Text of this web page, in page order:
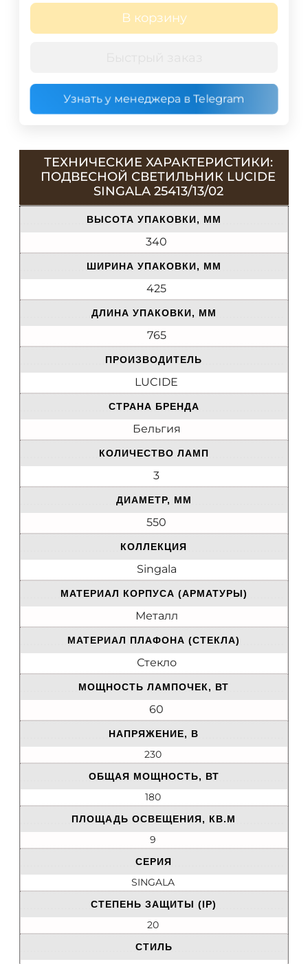
В корзину
Узнать у менеджера в Telegram
ТЕХНИЧЕСКИЕ ХАРАКТЕРИСТИКИ:
ПОДВЕСНОЙ СВЕТИЛЬНИК LUCIDE
SINGALA 25413/13/02
ВЫСОТА УПАКОВКИ, ММ
340
ШИРИНА УПАКОВКИ, ММ
425
ДЛИНА УПАКОВКИ, ММ
765
ПРОИЗВОДИТЕЛЬ
LUCIDE
СТРАНА БРЕНДА
Бельгия
КОЛИЧЕСТВО ЛАМП
3
ДИАМЕТР, ММ
550
КОЛЛЕКЦИЯ
Singala
МАТЕРИАЛ КОРПУСА (АРМАТУРЫ)
Металл
МАТЕРИАЛ ПЛАФОНА (СТЕКЛА)
Стекло
МОЩНОСТЬ ЛАМПОЧЕК, ВТ
60
НАПРЯЖЕНИЕ, В
230
ОБЩАЯ МОЩНОСТЬ, ВТ
180
ПЛОЩАДЬ ОСВЕЩЕНИЯ, КВ.М
9
СЕРИЯ
SINGALA
СТЕПЕНЬ ЗАЩИТЫ (IP)
20
СТИЛЬ